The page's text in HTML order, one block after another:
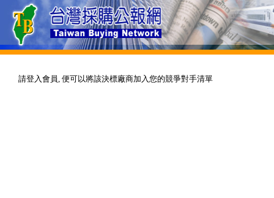
請登入會員, 便可以將該決標廠商加入您的競爭對手清單